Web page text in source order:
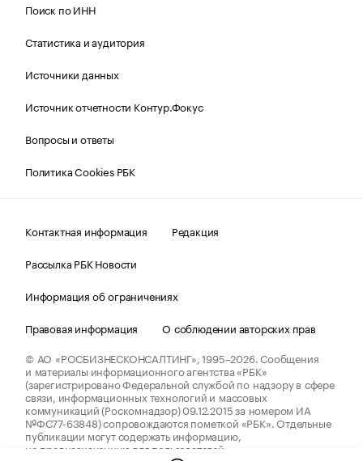
Поиск по ИНН
Статистика и аудитория
Источники данных
Источник отчетности Контур.Фокус
Вопросы и ответы
Политика Cookies РБК
Контактная информация
Редакция
Рассылка РБК Новости
Информация об ограничениях
Правовая информация
О соблюдении авторских прав
© АО «РОСБИЗНЕСКОНСАЛТИНГ»,1995–2026.Сообщения
и материалы информационного агентства «РБК»
(зарегистрировано Федеральной службой по надзору в сфере
связи, информационных технологий и массовых
коммуникаций (Роскомнадзор) 09.12.2015 за номером ИА
№ФС77-63848) сопровождаются пометкой «РБК». Отдельные
публикации могут содержать информацию,
не предназначенную для пользователей